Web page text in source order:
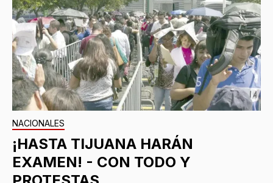
NACIONALES
¡HASTA TIJUANA HARÁN
EXAMEN! - CON TODO Y